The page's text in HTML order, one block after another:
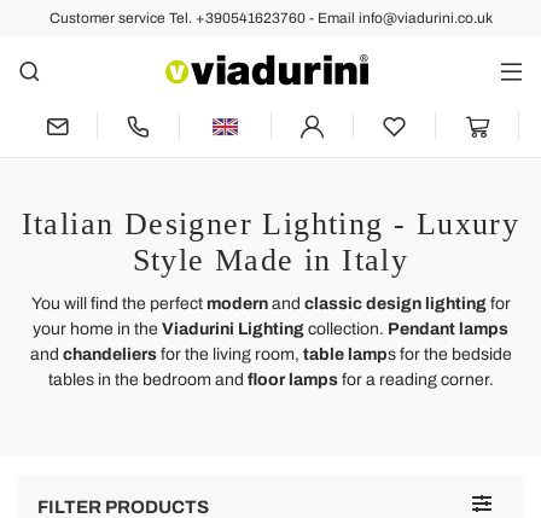
Customer service Tel. +390541623760 - Email info@viadurini.co.uk
Italian Designer Lighting - Luxury
Style Made in Italy
You will find the perfect modernand classic design lightingfor
your home in the Viadurini Lighting collection. Pendant lamps
and chandeliers for the living room, table lamps for the bedside
tables in the bedroom and floor lampsfor a reading corner.
Toggle
FILTER PRODUCTS